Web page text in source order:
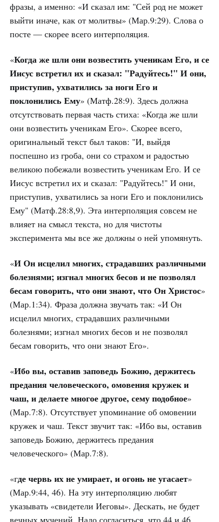
фразы, а именно: «И сказал им: "Сей род не может
выйти иначе, как от молитвы» (Мар.9:29). Слова о
посте — скорее всего интерполяция.
«Когда же шли они возвестить ученикам Его, и се
Иисус встретил их и сказал: "Радуйтесь!" И они,
приступив, ухватились за ноги Его и
поклонились Ему» (Матф.28:9). Здесь должна
отсутствовать первая часть стиха: «Когда же шли
они возвестить ученикам Его». Скорее всего,
оригинальный текст был таков: "И, выйдя
поспешно из гроба, они со страхом и радостью
великою побежали возвестить ученикам Его. И се
Иисус встретил их и сказал: "Радуйтесь!" И они,
приступив, ухватились за ноги Его и поклонились
Ему" (Матф.28:8,9). Эта интерполяция совсем не
влияет на смысл текста, но для чистоты
эксперимента мы все же должны о ней упомянуть.
«И Он исцелил многих, страдавших различными
болезнями; изгнал многих бесов и не позволял
бесам говорить, что они знают, что Он Христос»
(Мар.1:34). Фраза должна звучать так: «И Он
исцелил многих, страдавших различными
болезнями; изгнал многих бесов и не позволял
бесам говорить, что они знают Его».
«Ибо вы, оставив заповедь Божию, держитесь
предания человеческого, омовения кружек и
чаш, и делаете многое другое, сему подобное»
(Мар.7:8). Отсутствует упоминание об омовении
кружек и чаш. Текст звучит так: «Ибо вы, оставив
заповедь Божию, держитесь предания
человеческого» (Мар.7:8).
«где червь их не умирает, и огонь не угасает»
(Мар.9:44, 46). На эту интерполяцию любят
указывать «свидетели Иеговы». Дескать, не будет